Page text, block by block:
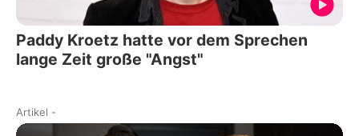
Paddy Kroetz hatte vor dem Sprechen
lange Zeit große "Angst"
Artikel -